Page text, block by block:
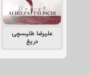
علیرضا طلیسچی
دریغ